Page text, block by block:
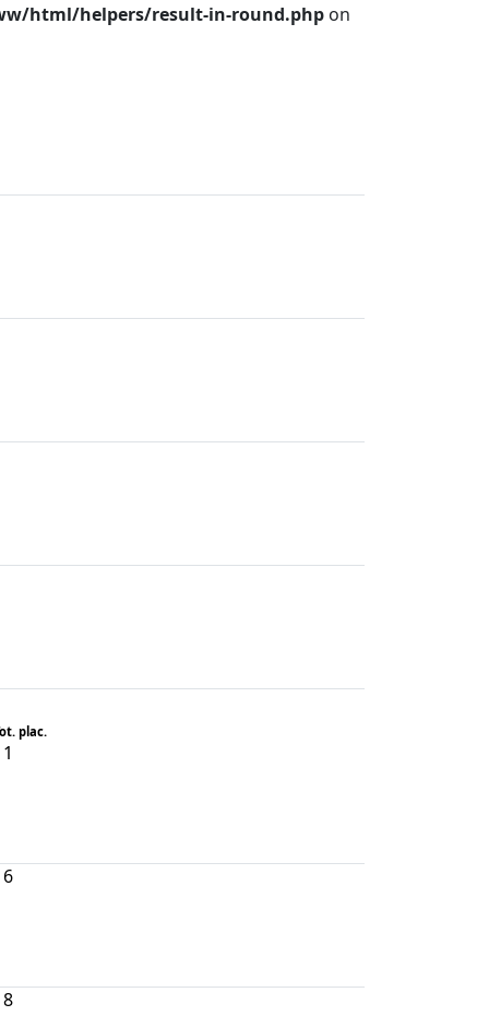
html/helpers/result-in-round.php on
plac.